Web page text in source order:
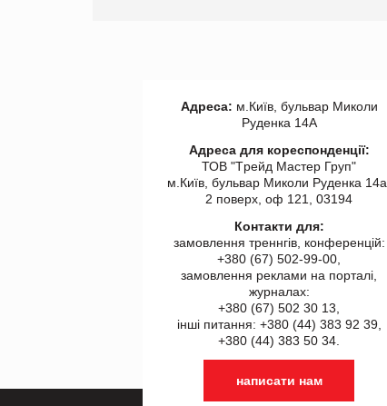
Адреса: м.Київ, бульвар Миколи
Руденка 14А
Адреса для кореспонденції:
ТОВ "Tрейд Мастер Груп"
м.Київ, бульвар Миколи Руденка 14а,
2 поверх, оф 121, 03194
Контакти для:
замовлення треннгів, конференцій:
+380 (67) 502-99-00,
замовлення реклами на порталі,
журналах:
+380 (67) 502 30 13,
інші питання: +380 (44) 383 92 39,
+380 (44) 383 50 34.
написати нам